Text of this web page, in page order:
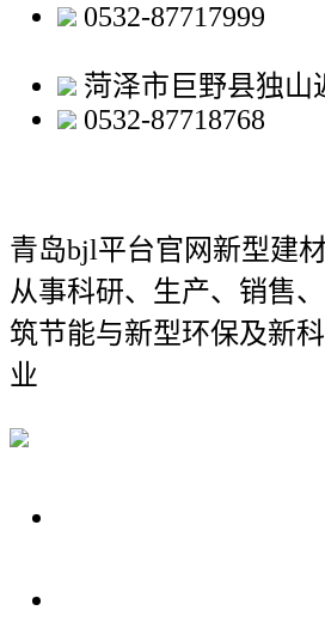
0532-87717999
菏泽市巨野县独山
0532-87718768
青岛bjl平台官网新型建
从事科研、生产、销售
筑节能与新型环保及新
业